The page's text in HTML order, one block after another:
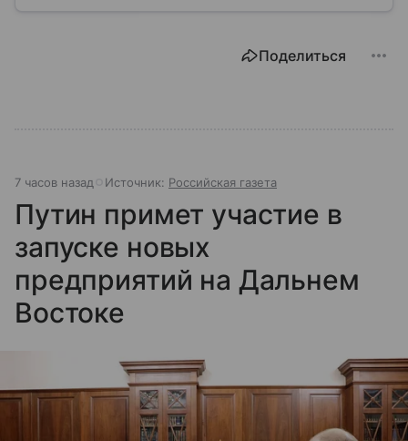
Поделиться
7 часов назад Источник: Российская газета
Путин примет участие в
запуске новых
предприятий на Дальнем
Востоке